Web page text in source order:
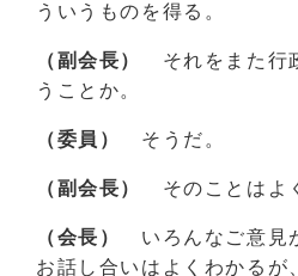
ういうものを得る。
（副会長）
それをまた行
うことか。
（委員） そうだ。
（副会長） そのことはよ
（会長）
いろんなご意見
お話し合いはよくわかるが